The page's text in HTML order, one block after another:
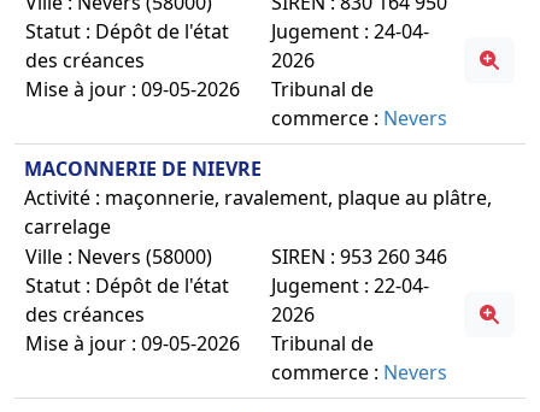
Statut : Dépôt de l'état
des créances
Mise à jour : 09-05-2026
Jugement : 24-04-
2026
Tribunal de
commerce : Nevers
MACONNERIE DE NIEVRE
Activité : maçonnerie, ravalement, plaque au plâtre,
carrelage
Ville : Nevers (58000)
Statut : Dépôt de l'état
des créances
Mise à jour : 09-05-2026
SIREN : 953 260 346
Jugement : 22-04-
2026
Tribunal de
commerce : Nevers